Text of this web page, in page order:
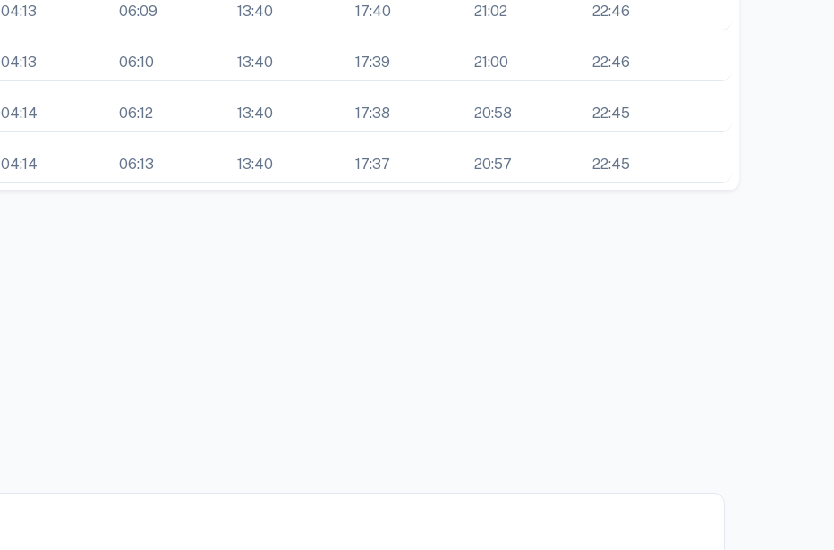
04:13 06:09 13:40 17:40 21:02 22:46
04:13 06:10 13:40 17:39 21:00 22:46
04:14 06:12 13:40 17:38 20:58 22:45
04:14 06:13 13:40 17:37 20:57 22:45